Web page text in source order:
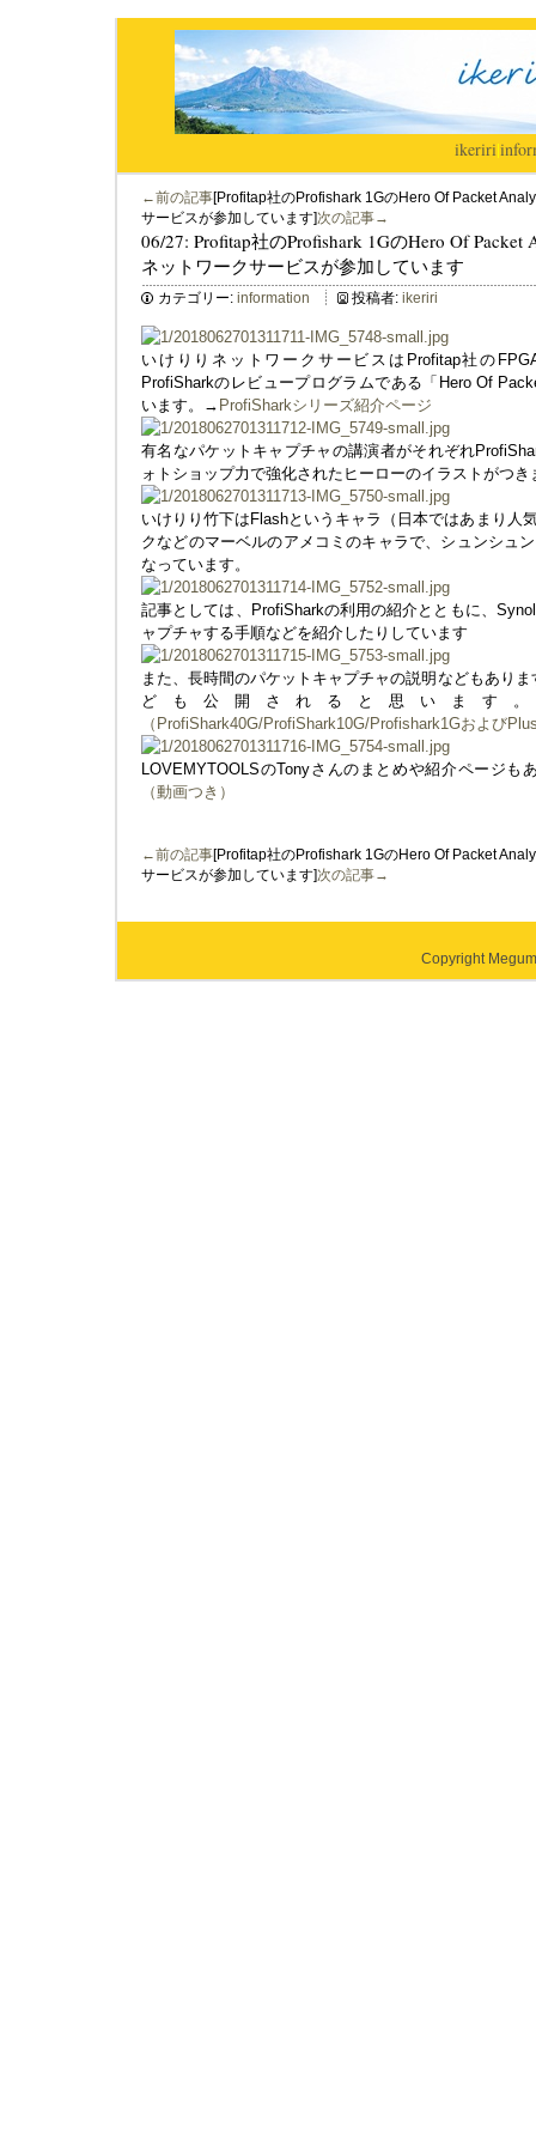
ikeriri|
←前の記事[Profitap社のProfishark 1GのHero Of Packet
サービスが参加しています]次の記事→
06/27: Profitap社のProfishark 1GのHero Of
ネットワークサービスが参加しています
カテゴリー: information 投稿者: ikeriri
いけりりネットワークサービスはProfitap社の
ProfiSharkのレビュープログラムである「Hero Of
います。→ ProfiSharkシリーズ紹介ページ
有名なパケットキャプチャの講演者がそれぞれ
ォトショップ力で強化されたヒーローのイラストがつき
いけりり竹下はFlashというキャラ（日本ではあまり人
クなどのマーベルのアメコミのキャラで、シュンシュ
なっています。
記事としては、ProfiSharkの利用の紹介とともに、
ャプチャする手順などを紹介したりしています
また、長時間のパケットキャプチャの説明などもあり
ども公開されると思います
（ProfiShark40G/ProfiShark10G/Profishark1Gおよび
LOVEMYTOOLSのTonyさんのまとめや紹介ページも
（動画つき）
←前の記事[Profitap社のProfishark 1GのHero Of Packet
サービスが参加しています]次の記事→
Copyright